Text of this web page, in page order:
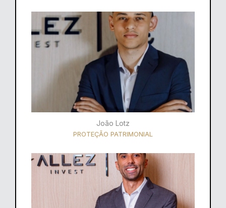
João Lotz
PROTEÇÃO PATRIMONIAL